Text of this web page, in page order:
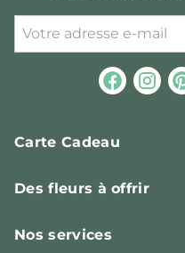
Carte Cadeau
Des fleurs à offrir
Nos services